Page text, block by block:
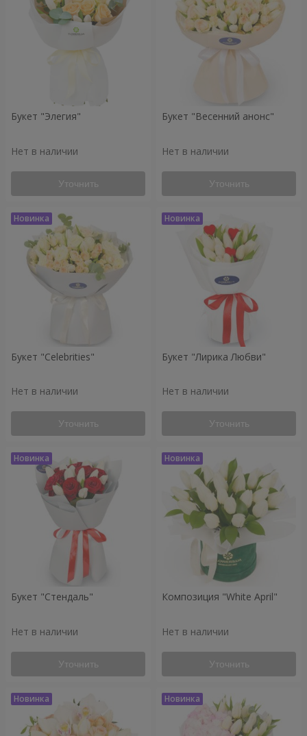
Букет "Элегия"
Нет в наличии
Уточнить
Букет "Весенний анонс"
Нет в наличии
Уточнить
Букет "Celebrities"
Нет в наличии
Уточнить
Букет "Лирика Любви"
Нет в наличии
Уточнить
Букет "Стендаль"
Нет в наличии
Уточнить
Композиция "White April"
Нет в наличии
Уточнить